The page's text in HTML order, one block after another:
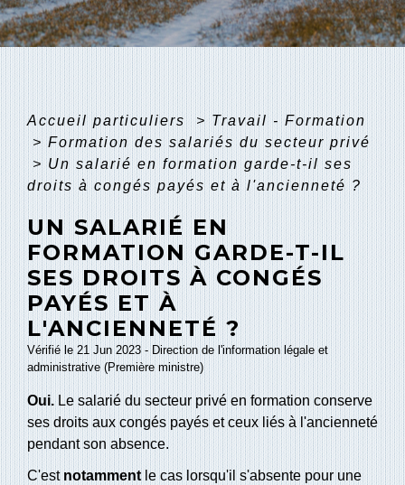
Accueil particuliers > Travail - Formation
> Formation des salariés du secteur privé
> Un salarié en formation garde-t-il ses
droits à congés payés et à l'ancienneté ?
UN SALARIÉ EN
FORMATION GARDE-T-IL
SES DROITS À CONGÉS
PAYÉS ET À
L'ANCIENNETÉ ?
Vérifié le 21 Jun 2023 - Direction de l'information légale et
administrative (Première ministre)
Oui. Le salarié du secteur privé en formation conserve
ses droits aux congés payés et ceux liés à l'ancienneté
pendant son absence.
C'est notamment le cas lorsqu'il s'absente pour une